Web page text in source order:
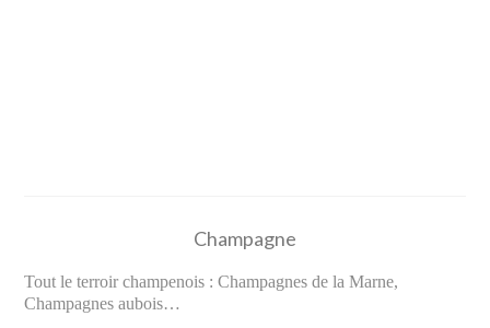
Champagne
Tout le terroir champenois : Champagnes de la Marne,
Champagnes aubois…